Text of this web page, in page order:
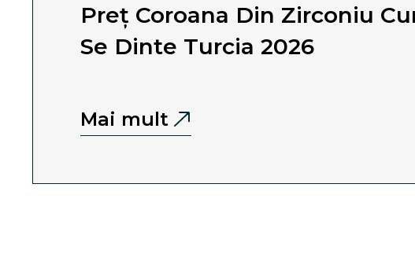
Preț Coroana Din Zirconiu
Se Dinte Turcia 2026
Mai mult